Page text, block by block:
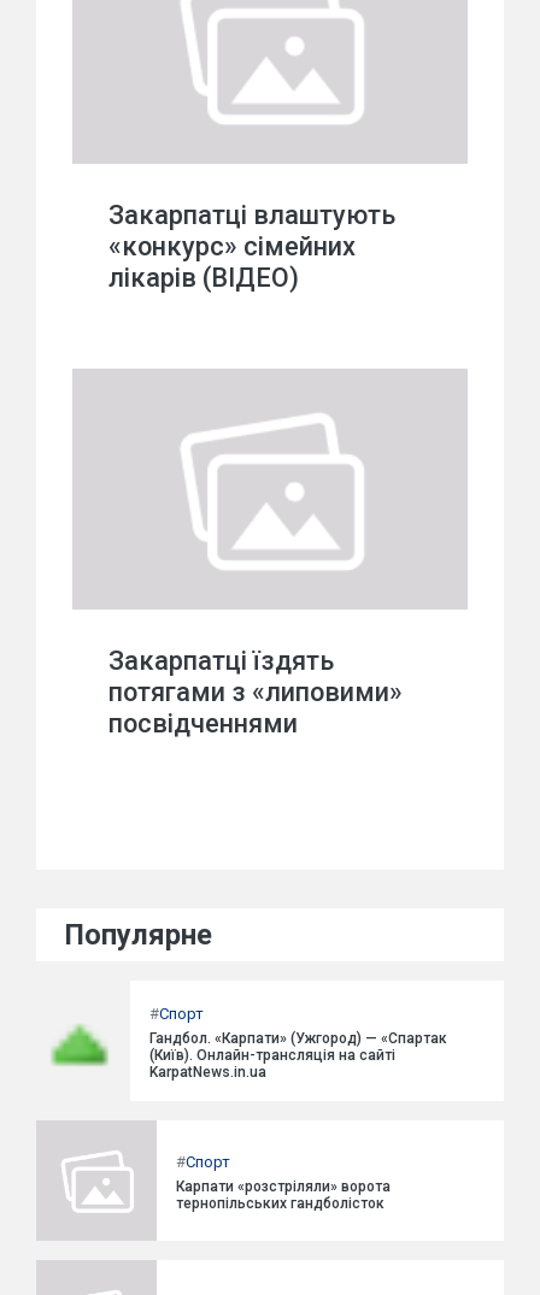
Закарпатці влаштують
«конкурс» сімейних
лікарів (ВІДЕО)
Закарпатці їздять
потягами з «липовими»
посвідченнями
Популярне
#Спорт
Гандбол. «Карпати» (Ужгород) — «Спартак
(Київ). Онлайн-трансляція на сайті
KarpatNews.in.ua
#Спорт
Карпати «розстріляли» ворота
тернопільських гандболісток